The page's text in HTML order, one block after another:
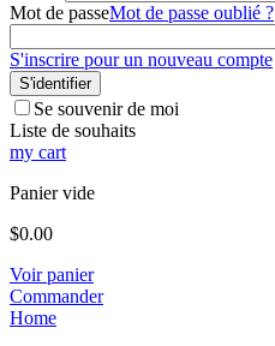
Mot de passeMot de passe oublié ?
S'inscrire pour un nouveau compte
S'identifier
Se souvenir de moi
Liste de souhaits
my cart
Panier vide
$0.00
Voir panier
Commander
Home